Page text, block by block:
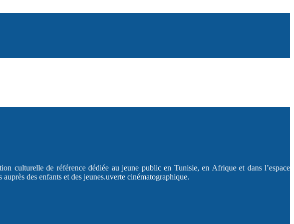
culturelle de référence dédiée au jeune public en Tunisie, en Afrique et dans l’espace
des enfants et des jeunes.uverte cinématographique.